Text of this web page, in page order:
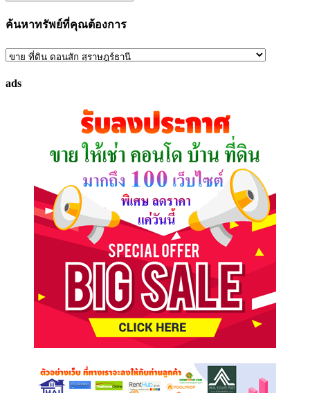
ค้นหาทรัพย์ที่คุณต้องการ
ค้นหา
ที่
ads